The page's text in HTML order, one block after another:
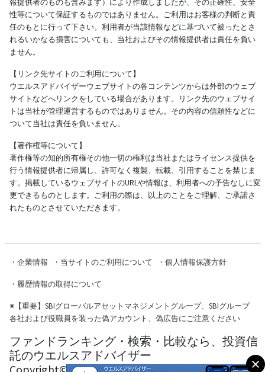
性等について保証するものではありません。ご利用はお客様の判断と責
任のもとに行って下さい。利用者が当該情報などに基づいて被ったとさ
れるいかなる損害についても、当社およびその情報提供者は責任を負い
ません。
【リンク先サイトのご利用について】
ウエルスアドバイザーウェブサイトの各コンテンツからは外部のウェブ
サイトなどへリンクをしている場合があります。リンク先のウェブサイ
トは当社が管理運営するものではありません。その内容の信頼性などに
ついて当社は責任を負いません。
【著作権等について】
著作権等の知的所有権その他一切の権利は当社またはライセンス提供を
行う情報提供者に帰属し、許可なく複製、転載、引用することを禁じま
す。掲載しているウェブサイトのURLや情報は、利用者への予告なしに変
更できるものとします。ご利用の際は、以上のことをご理解、ご承諾さ
れたものとさせていただきます。
・ 企業情報 ・ 当サイトのご利用について ・ 個人情報保護方針
・ 履歴情報の取得について
※【重要】SBIグローバルアセットマネジメントグループ、SBIグループ
各社および役職員を装った偽アカウント、偽広告にご注意ください
ファンドランキング・検索・比較なら、投資信
託のウエルスアドバイザー